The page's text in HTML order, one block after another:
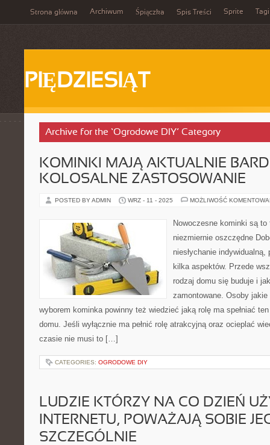
Strona główna Archiwum Śpiączka Spis Treści Sprite Tagi
PIĘDZIESIĄT
Archive for the ‘Ogrodowe DIY’ Category
KOMINKI MAJĄ AKTUALNIE
KOLOSALNE ZASTOSOWANIE
POSTED BY ADMIN WRZ - 11 - 2025 MOŻLIWOŚĆ
Nowoczesne kominki są
niezmiernie oszczędne
niesłychanie
kilka aspektów. Przede
rodzaj domu się buduje i
zamontowane. Osoby
wyborem kominka powinny też wiedzieć jaką rolę ma spełniać
domu. Jeśli wyłącznie ma pełnić rolę atrakcyjną oraz ocieplać
czasie nie musi to […]
CATEGORIES: OGRODOWE DIY
LUDZIE KTÓRZY NA CO DZIEŃ
INTERNETU, POWAŻAJĄ SOBIE
SZCZEGÓLNIE